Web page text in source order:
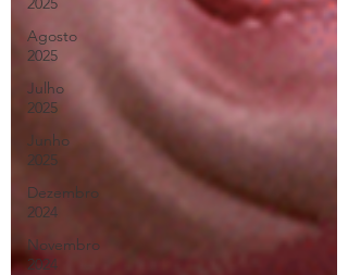
Agosto
2025
Julho
2025
Junho
2025
Dezembro
2024
Novembro
2024